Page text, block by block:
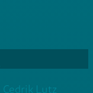
Cedrik Lutz